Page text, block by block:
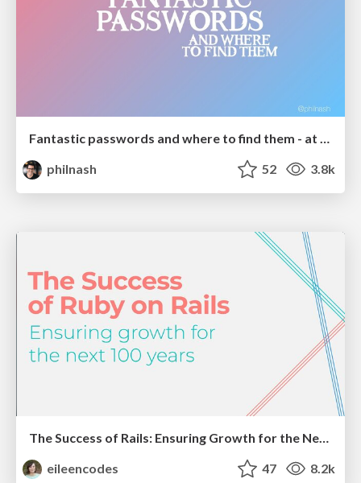
Fantastic passwords and where to find them - at NoRuKo
philnash
52 3.8k
The Success of Rails: Ensuring Growth for the Next 100 Years
eileencodes
47 8.2k